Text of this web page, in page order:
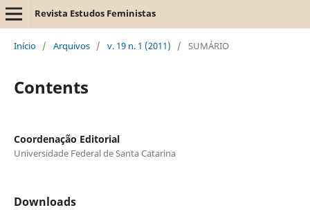
Revista Estudos Feministas
Início / Arquivos / v. 19 n. 1 (2011) / SUMÁRIO
Contents
Coordenação Editorial
Universidade Federal de Santa Catarina
Downloads